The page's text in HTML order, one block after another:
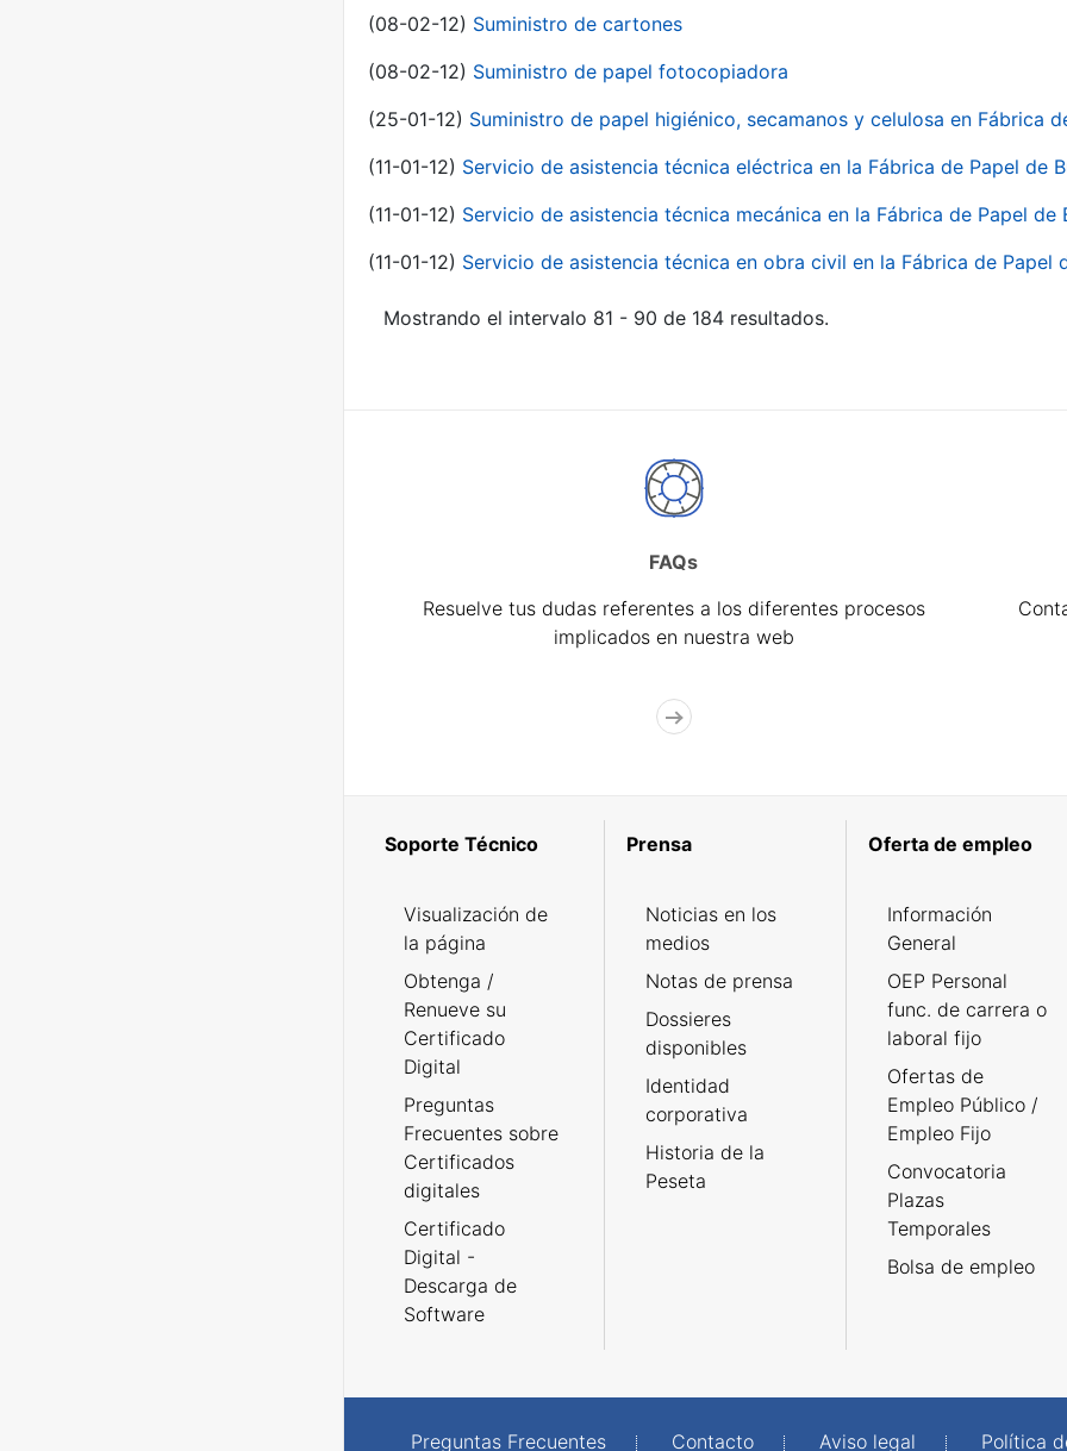
(08-02-12) Suministro de cartones
(08-02-12) Suministro de papel fotocopiadora
(25-01-12) Suministro de papel higiénico, secamanos y celulosa en Fábrica
(11-01-12) Servicio de asistencia técnica eléctrica en la Fábrica de Papel de
(11-01-12) Servicio de asistencia técnica mecánica en la Fábrica de Papel de
(11-01-12) Servicio de asistencia técnica en obra civil en la Fábrica de Papel
Mostrando el intervalo 81 - 90 de 184 resultados.
FAQs
Resuelve tus dudas referentes a los diferentes procesos
implicados en nuestra web
Soporte Técnico
Visualización de
la página
Obtenga /
Renueve su
Certificado
Digital
Preguntas
Frecuentes sobre
Certificados
digitales
Certificado
Digital -
Descarga de
Software
Prensa
Noticias en los
medios
Notas de prensa
Dossieres
disponibles
Identidad
corporativa
Historia de la
Peseta
Oferta de empleo
Información
General
OEP Personal
func. de carrera o
laboral fijo
Ofertas de
Empleo Público /
Empleo Fijo
Convocatoria
Plazas
Temporales
Bolsa de empleo
Preguntas Frecuentes Contacto Aviso legal Política